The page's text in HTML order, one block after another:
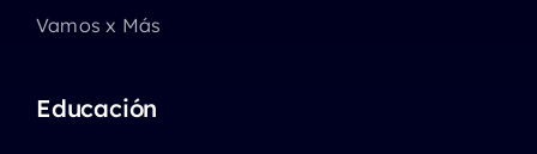
Vamos x Más
Educación